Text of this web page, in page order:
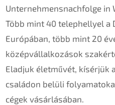
Unternehmensnachfolge in
Több mint 40 telephellyel a
Európában, több mint 20
középvállalkozások
Eladjuk életművét, kísérjük
családon belüli
cégek vásárlásában.